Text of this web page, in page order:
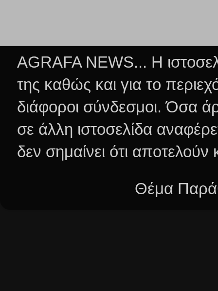
AGRAFA NEWS... Η
της καθώς και για το
διάφοροι σύνδεσμοι.Όσα
σε άλλη ιστοσελίδα
δεν σημαίνει ότι
Θέμα